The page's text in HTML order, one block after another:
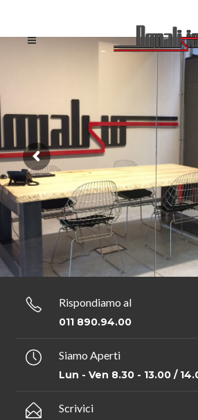
Rispondiamo al
011 890.94.00
Siamo Aperti
Lun - Ven 8.30 - 13.00 /
Scrivici